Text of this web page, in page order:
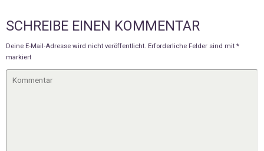
SCHREIBE EINEN KOMMENTAR
Deine E-Mail-Adresse wird nicht veröffentlicht. Erforderliche Felder sind mit *
markiert